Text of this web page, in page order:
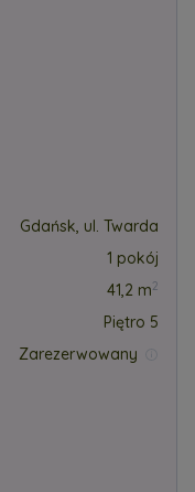
Gdańsk, ul. Twarda
1 pokój
41,2 m2
Piętro 5
Zarezerwowany